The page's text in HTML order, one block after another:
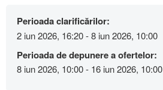
Perioada clarificărilor:
2 iun 2026, 16:20 - 8 iun 2026, 10:00
Perioada de depunere a ofertelor:
8 iun 2026, 10:00 - 16 iun 2026, 10:00